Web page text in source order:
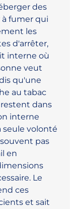
des
fumer qui
les
d'arrêter,
interne où
veut
qu'une
au tabac
dans
interne
volonté
pas
en
Le
ces
et sait